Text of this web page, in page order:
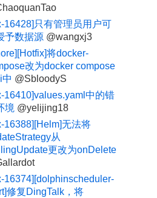
16428]只有管理员用户可
予数据源 @wangxj3
将docker-
改为docker compose
@SbloodyS
16410]values.yaml中的错
境 @yelijing18
16388][Helm]无法将
从
更改为onDelete
16374][dolphinscheduler-
修复DingTalk，将